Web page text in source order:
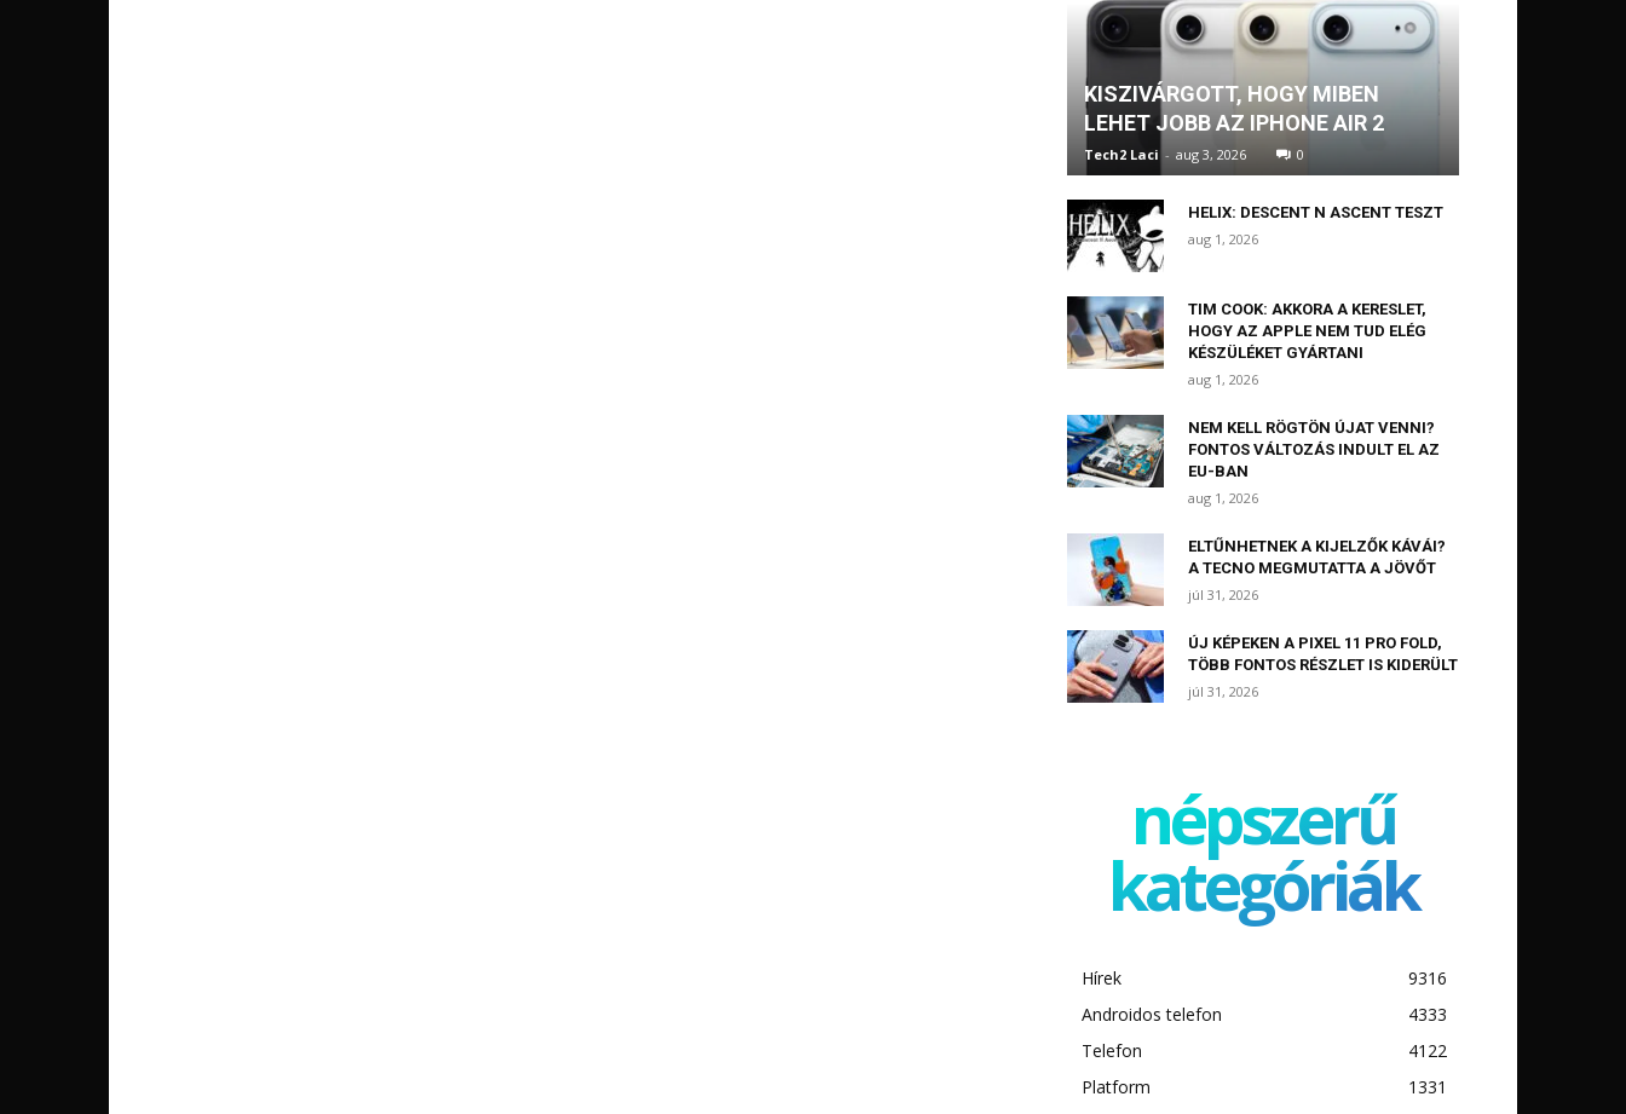
KISZIVÁRGOTT, HOGY MIBEN
LEHET JOBB AZ IPHONE AIR 2
Tech2 Laci - aug 3, 2026 0
HELIX: DESCENT N ASCENT TESZT
aug 1, 2026
TIM COOK: AKKORA A KERESLET,
HOGY AZ APPLE NEM TUD ELÉG
KÉSZÜLÉKET GYÁRTANI
aug 1, 2026
NEM KELL RÖGTÖN ÚJAT VENNI?
FONTOS VÁLTOZÁS INDULT EL AZ
EU-BAN
aug 1, 2026
ELTŰNHETNEK A KIJELZŐK KÁVÁI?
A TECNO MEGMUTATTA A JÖVŐT
júl 31, 2026
ÚJ KÉPEKEN A PIXEL 11 PRO FOLD,
TÖBB FONTOS RÉSZLET IS KIDERÜLT
júl 31, 2026
népszerű
kategóriák
Hírek
9316
Androidos telefon
4333
Telefon
4122
Platform
1331